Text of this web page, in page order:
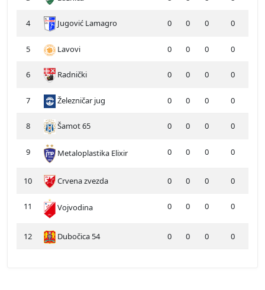
4 Jugović Lamagro 0 0 0 0
5 Lavovi 0 0 0 0
6 Radnički 0 0 0 0
7 Železničar jug 0 0 0 0
8 Šamot 65 0 0 0 0
9 Metaloplastika Elixir 0 0 0 0
10 Crvena zvezda 0 0 0 0
11 Vojvodina 0 0 0 0
12 Dubočica 54 0 0 0 0